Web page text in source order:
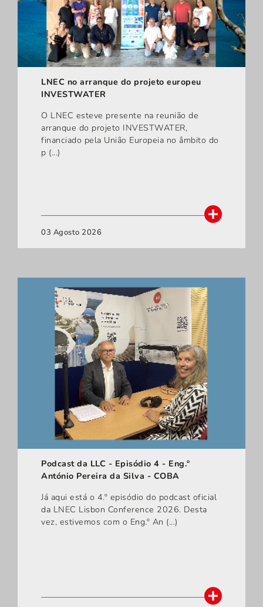
LNEC no arranque do projeto europeu
INVESTWATER
O LNEC esteve presente na reunião de
arranque do projeto INVESTWATER,
financiado pela União Europeia no âmbito do
p (...)
03 Agosto 2026
Podcast da LLC - Episódio 4 - Eng.º
António Pereira da Silva - COBA
Já aqui está o 4.º episódio do podcast oficial
da LNEC Lisbon Conference 2026. Desta
vez, estivemos com o Eng.º An (...)